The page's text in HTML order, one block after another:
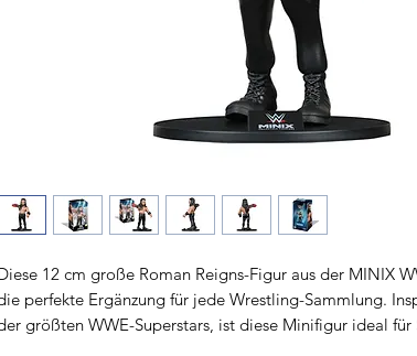
12 cm große Roman Reigns-Figur aus der MINIX
perfekte Ergänzung für jede Wrestling-Sammlung.
größten WWE-Superstars, ist diese Minifigur ideal für